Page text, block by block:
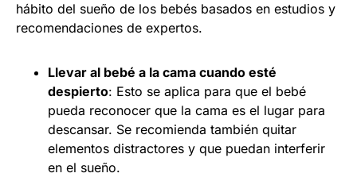
hábito del sueño de los bebés basados en estudios y
recomendaciones de expertos.
Llevar al bebé a la cama cuando esté
despierto: Esto se aplica para que el bebé
pueda reconocer que la cama es el lugar para
descansar. Se recomienda también quitar
elementos distractores y que puedan interferir
en el sueño.